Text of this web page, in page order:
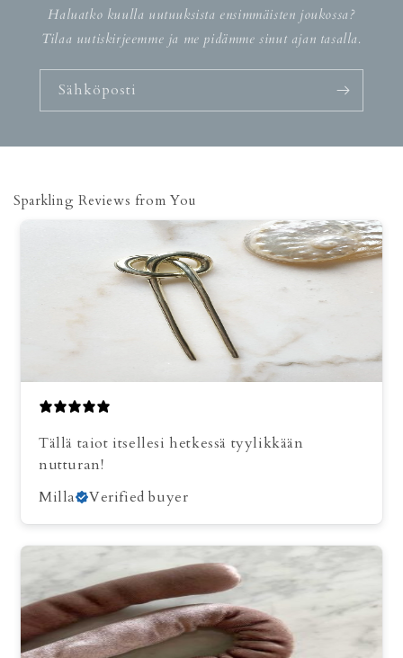
Haluatko kuulla uutuuksista ensimmäisten joukossa?
Tilaa uutiskirjeemme ja me pidämme sinut ajan tasalla.
Sähköposti
Sparkling Reviews from You
Tällä taiot itsellesi hetkessä tyylikkään
nutturan!
Milla
Verified buyer